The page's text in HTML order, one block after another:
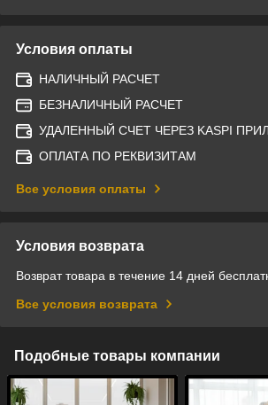
Условия оплаты
НАЛИЧНЫЙ РАСЧЕТ
БЕЗНАЛИЧНЫЙ РАСЧЕТ
УДАЛЕННЫЙ СЧЕТ ЧЕРЕЗ KASPI
ОПЛАТА ПО РЕКВИЗИТАМ
Все условия оплаты
Условия возврата
Возврат товара в течение 14 дней
Все условия возврата
Подобные товары компании